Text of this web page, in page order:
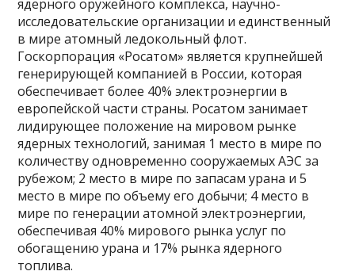
ядерного оружейного комплекса, научно-
исследовательские организации и единственный
в мире атомный ледокольный флот.
Госкорпорация «Росатом» является крупнейшей
генерирующей компанией в России, которая
обеспечивает более 40% электроэнергии в
европейской части страны. Росатом занимает
лидирующее положение на мировом рынке
ядерных технологий, занимая 1 место в мире по
количеству одновременно сооружаемых АЭС за
рубежом; 2 место в мире по запасам урана и 5
место в мире по объему его добычи; 4 место в
мире по генерации атомной электроэнергии,
обеспечивая 40% мирового рынка услуг по
обогащению урана и 17% рынка ядерного
топлива.